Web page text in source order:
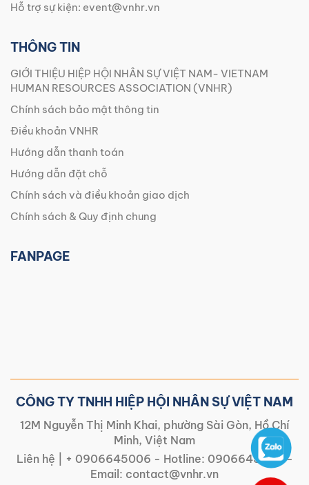
Hỗ trợ sự kiện: event@vnhr.vn
THÔNG TIN
GIỚI THIỆU HIỆP HỘI NHÂN SỰ VIỆT NAM- VIETNAM
HUMAN RESOURCES ASSOCIATION (VNHR)
Chính sách bảo mật thông tin
Điều khoản VNHR
Hướng dẫn thanh toán
Hướng dẫn đặt chỗ
Chính sách và điều khoản giao dịch
Chính sách & Quy định chung
FANPAGE
CÔNG TY TNHH HIỆP HỘI NHÂN SỰ VIỆT NAM
12M Nguyễn Thị Minh Khai, phường Sài Gòn, Hồ Chí
Minh, Việt Nam
Liên hệ |
+ 0906645006 - Hotline: 0906645006-
Email: contact@vnhr.vn